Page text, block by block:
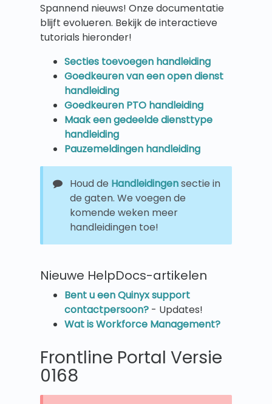
Spannend nieuws! Onze documentatie
blijft evolueren. Bekijk de interactieve
tutorials hieronder!
Secties toevoegen handleiding
Goedkeuren van een open dienst
handleiding
Goedkeuren PTO handleiding
Maak een gedeelde diensttype
handleiding
Pauzemeldingen handleiding
Houd de Handleidingensectie in
de gaten. We voegen de
komende weken meer
handleidingen toe!
Nieuwe HelpDocs-artikelen
Bent u een Quinyx support
contactpersoon? - Updates!
Wat is Workforce Management?
Frontline Portal Versie
0168